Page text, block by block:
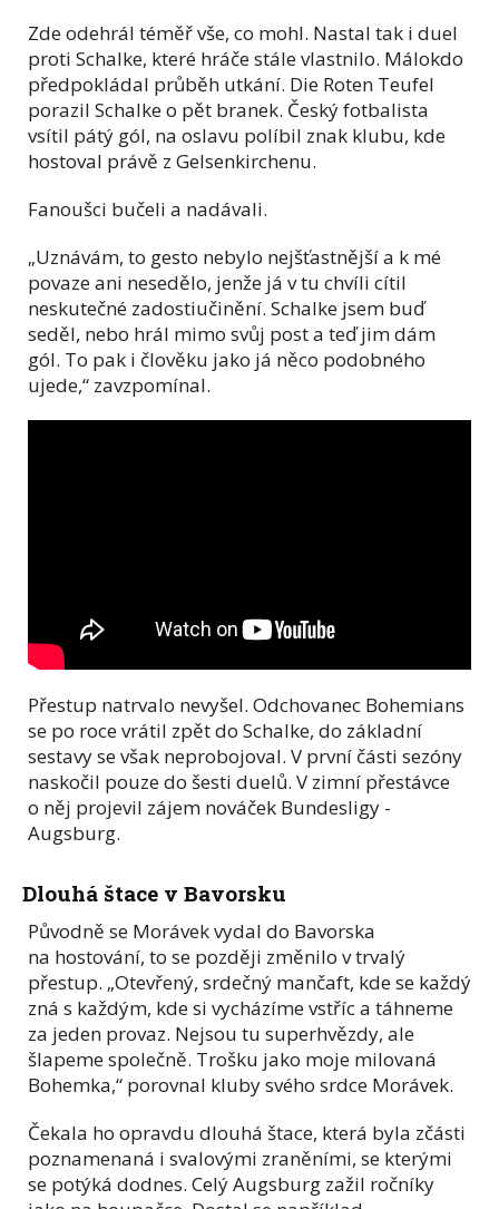
Zde odehrál téměř vše, co mohl. Nastal tak i duel
proti Schalke, které hráče stále vlastnilo. Málokdo
předpokládal průběh utkání. Die Roten Teufel
porazil Schalke o pět branek. Český fotbalista
vsítil pátý gól, na oslavu políbil znak klubu, kde
hostoval právě z Gelsenkirchenu.
Fanoušci bučeli a nadávali.
„Uznávám, to gesto nebylo nejšťastnější a k mé
povaze ani nesedělo, jenže já v tu chvíli cítil
neskutečné zadostiučinění. Schalke jsem buď
seděl, nebo hrál mimo svůj post a teď jim dám
gól. To pak i člověku jako já něco podobného
ujede,“ zavzpomínal.
Přestup natrvalo nevyšel. Odchovanec Bohemians
se po roce vrátil zpět do Schalke, do základní
sestavy se však neprobojoval. V první části sezóny
naskočil pouze do šesti duelů. V zimní přestávce
o něj projevil zájem nováček Bundesligy -
Augsburg.
Dlouhá štace v Bavorsku
Původně se Morávek vydal do Bavorska
na hostování, to se později změnilo v trvalý
přestup. „Otevřený, srdečný mančaft, kde se každý
zná s každým, kde si vycházíme vstříc a táhneme
za jeden provaz. Nejsou tu superhvězdy, ale
šlapeme společně. Trošku jako moje milovaná
Bohemka,“ porovnal kluby svého srdce Morávek.
Čekala ho opravdu dlouhá štace, která byla zčásti
poznamenaná i svalovými zraněními, se kterými
se potýká dodnes. Celý Augsburg zažil ročníky